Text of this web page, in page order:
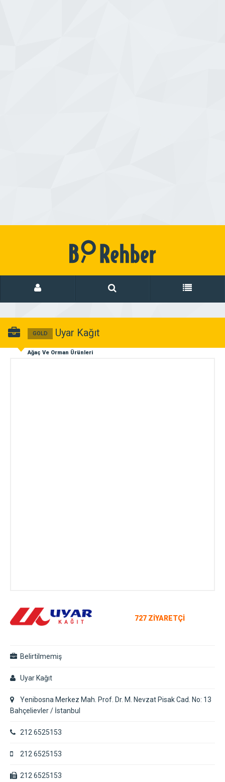
GOLD Uyar Kağıt
Ağaç Ve Orman Ürünleri
727 ZİYARETÇİ
Belirtilmemiş
Uyar Kağıt
Yenibosna Merkez Mah. Prof. Dr. M. Nevzat Pisak Cad. No: 13
Bahçelievler / İstanbul
212 6525153
212 6525153
212 6525153